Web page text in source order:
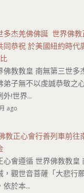
多杰羌佛佛誕 世界佛
同恭祝 於美國紐約時代
佛教教皇 南無第三世多
弟子無不以虔誠恭敬之
!世界...
ago
教正心會行善列車前往
心會遵循 世界佛教教皇
，觀世音菩薩「大悲行
依於本...